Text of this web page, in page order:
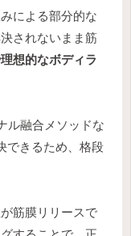
による部分的な
されないまま筋
想的なボディラ
ル融合メソッドな
できるため、格段
筋膜リリースで